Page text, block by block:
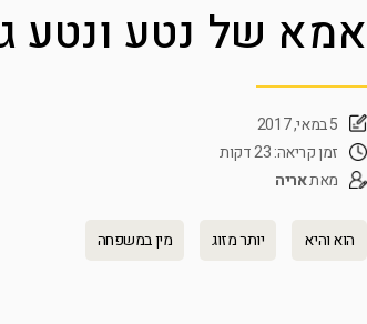
אמא של נטע ונטע
5 במאי, 2017
זמן קריאה: 23 דקות
מאתאריה
הוא והיא יותר מזוג מין במשפחה